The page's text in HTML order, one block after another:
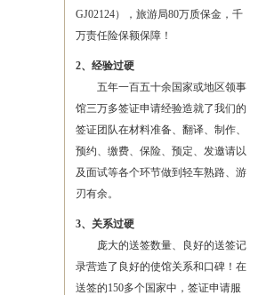
GJ02124），旅游局80万质保金，千
万责任险保额保障！
2、经验过硬
五年一百五十余国家或地区领事
馆三万多签证申请经验造就了我们的
签证团队在材料准备、翻译、制作、
预约、缴费、保险、预定、发邀请以
及面试等各个环节做到轻车熟路、游
刃有余。
3、关系过硬
庞大的送签数量、良好的送签记
录营造了良好的使馆关系和口碑！在
送签的150多个国家中，签证申请服